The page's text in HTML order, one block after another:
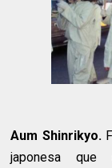
Aum Shinrikyo.
japonesa que